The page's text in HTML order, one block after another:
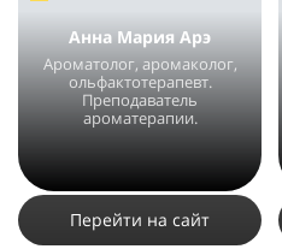
Анна Мария Арэ
Ароматолог, аромаколог,
ольфактотерапевт.
Преподаватель
ароматерапии.
Перейти на сайт